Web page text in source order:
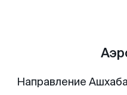
Направление